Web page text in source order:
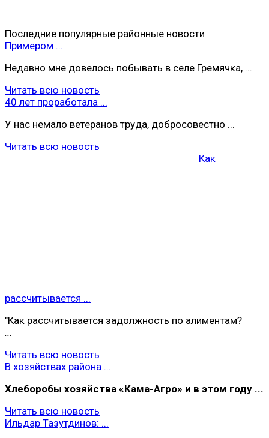
Последние популярные районные новости
Примером ...
Недавно мне довелось побывать в селе Гремячка, ...
Читать всю новость
40 лет проработала ...
У нас немало ветеранов труда, добросовестно ...
Читать всю новость
Как
рассчитывается ...
"Как рассчитывается задолжность по алиментам?
...
Читать всю новость
В хозяйствах района ...
Хлеборобы хoзяйства «Кама-Агро» и в этом году ...
Читать всю новость
Ильдар Тазутдинов: ...